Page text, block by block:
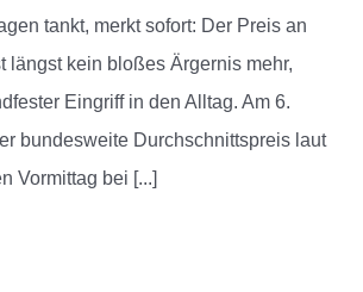
tankt, merkt sofort: Der Preis an
längst kein bloßes Ärgernis mehr,
Eingriff in den Alltag. Am 6.
bundesweite Durchschnittspreis laut
Vormittag bei [...]